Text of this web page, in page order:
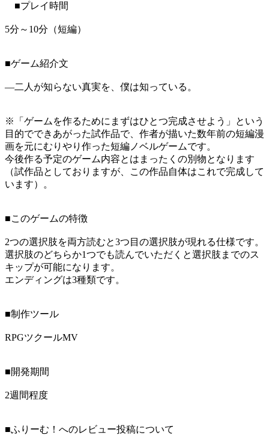
■プレイ時間
5分～10分（短編）
■ゲーム紹介文
―二人が知らない真実を、僕は知っている。
※「ゲームを作るためにまずはひとつ完成させよう」という
目的でできあがった試作品で、作者が描いた数年前の短編漫
画を元にむりやり作った短編ノベルゲームです。
今後作る予定のゲーム内容とはまったくの別物となります
（試作品としておりますが、この作品自体はこれで完成して
います）。
■このゲームの特徴
2つの選択肢を両方読むと3つ目の選択肢が現れる仕様です。
選択肢のどちらか1つでも読んでいただくと選択肢までのス
キップが可能になります。
エンディングは3種類です。
■制作ツール
RPGツクールMV
■開発期間
2週間程度
■ふりーむ！へのレビュー投稿について